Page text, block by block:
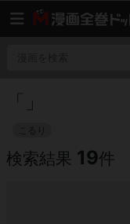
「 」
こるり
検索結果 19件